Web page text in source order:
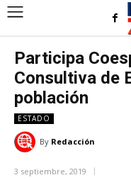
Participa
Consultiva de
población
ESTADO
By Redacción
3 septiembre, 2019